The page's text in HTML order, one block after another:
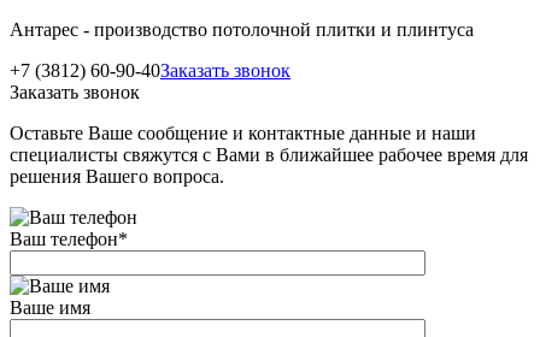
Антарес - производство потолочной плитки и плинтуса
+7 (3812) 60-90-40Заказать звонок
Заказать звонок
Оставьте Ваше сообщение и контактные данные и наши
специалисты свяжутся с Вами в ближайшее рабочее время для
решения Вашего вопроса.
Ваш телефон*
Ваше имя